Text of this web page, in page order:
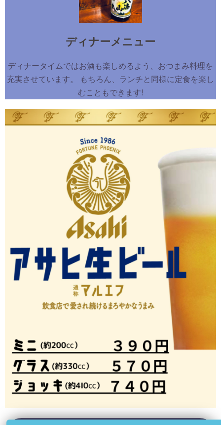
ディナーメニュー
ディナータイムではお酒も楽しめるよう、おつまみ料理を
充実させています。 もちろん、ランチと同様に定食を楽し
むこともできます!